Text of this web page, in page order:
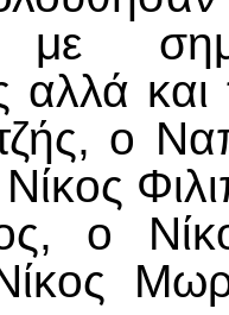
με
αλλά
ο
ο